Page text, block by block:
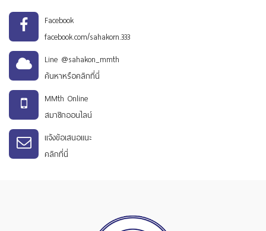
Facebook
facebook.com/sahakorn.333
Line @sahakon_mmth
ค้นหาหรือคลิกที่นี่
MMth Online
สมาชิกออนไลน์
แจ้งข้อเสนอแนะ
คลิกที่นี่